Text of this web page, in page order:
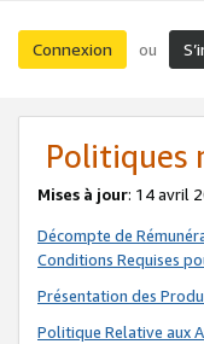
Connexion ou
Politiques
Mises à jour: 14 avril
Décompte de
Conditions Requises
Présentation des
Politique Relative aux